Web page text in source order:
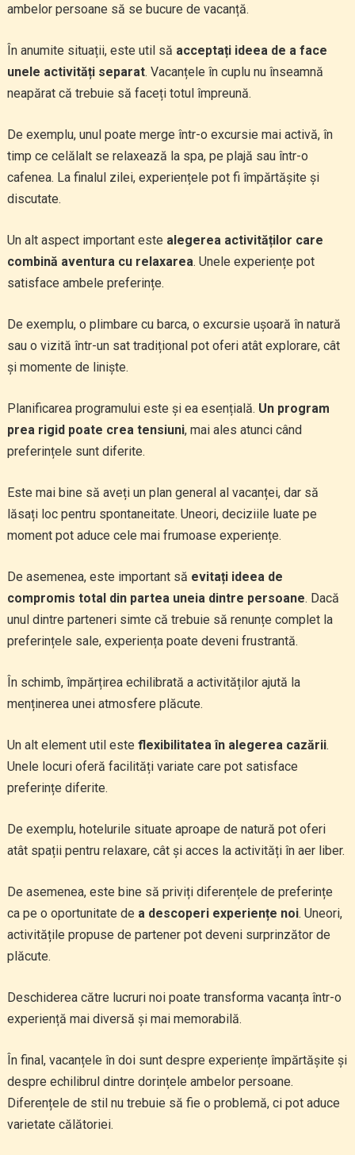
ambelor persoane să se bucure de vacanță.
În anumite situații, este util să acceptați ideea de a face
unele activități separat. Vacanțele în cuplu nu înseamnă
neapărat că trebuie să faceți totul împreună.
De exemplu, unul poate merge într-o excursie mai activă, în
timp ce celălalt se relaxează la spa, pe plajă sau într-o
cafenea. La finalul zilei, experiențele pot fi împărtășite și
discutate.
Un alt aspect important este alegerea activităților care
combină aventura cu relaxarea. Unele experiențe pot
satisface ambele preferințe.
De exemplu, o plimbare cu barca, o excursie ușoară în natură
sau o vizită într-un sat tradițional pot oferi atât explorare, cât
și momente de liniște.
Planificarea programului este și ea esențială. Un program
prea rigid poate crea tensiuni, mai ales atunci când
preferințele sunt diferite.
Este mai bine să aveți un plan general al vacanței, dar să
lăsați loc pentru spontaneitate. Uneori, deciziile luate pe
moment pot aduce cele mai frumoase experiențe.
De asemenea, este important să evitați ideea de
compromis total din partea uneia dintre persoane. Dacă
unul dintre parteneri simte că trebuie să renunțe complet la
preferințele sale, experiența poate deveni frustrantă.
În schimb, împărțirea echilibrată a activităților ajută la
menținerea unei atmosfere plăcute.
Un alt element util este flexibilitatea în alegerea cazării.
Unele locuri oferă facilități variate care pot satisface
preferințe diferite.
De exemplu, hotelurile situate aproape de natură pot oferi
atât spații pentru relaxare, cât și acces la activități în aer liber.
De asemenea, este bine să priviți diferențele de preferințe
ca pe o oportunitate de a descoperi experiențe noi. Uneori,
activitățile propuse de partener pot deveni surprinzător de
plăcute.
Deschiderea către lucruri noi poate transforma vacanța într-o
experiență mai diversă și mai memorabilă.
În final, vacanțele în doi sunt despre experiențe împărtășite și
despre echilibrul dintre dorințele ambelor persoane.
Diferențele de stil nu trebuie să fie o problemă, ci pot aduce
varietate călătoriei.